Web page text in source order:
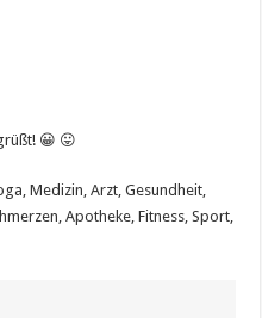
😀 😛
Medizin, Arzt, Gesundheit,
Apotheke, Fitness, Sport,